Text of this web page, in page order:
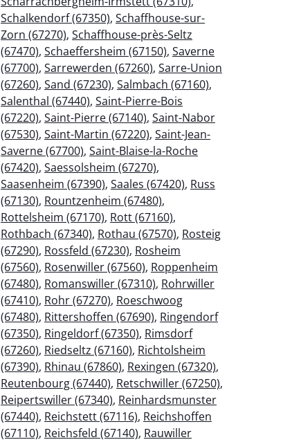
Schalkendorf (67350), Schaffhouse-sur-
Zorn (67270), Schaffhouse-près-Seltz
(67470), Schaeffersheim (67150), Saverne
(67700), Sarrewerden (67260), Sarre-Union
(67260), Sand (67230), Salmbach (67160),
Salenthal (67440), Saint-Pierre-Bois
(67220), Saint-Pierre (67140), Saint-Nabor
(67530), Saint-Martin (67220), Saint-Jean-
Saverne (67700), Saint-Blaise-la-Roche
(67420), Saessolsheim (67270),
Saasenheim (67390), Saales (67420), Russ
(67130), Rountzenheim (67480),
Rottelsheim (67170), Rott (67160),
Rothbach (67340), Rothau (67570), Rosteig
(67290), Rossfeld (67230), Rosheim
(67560), Rosenwiller (67560), Roppenheim
(67480), Romanswiller (67310), Rohrwiller
(67410), Rohr (67270), Roeschwoog
(67480), Rittershoffen (67690), Ringendorf
(67350), Ringeldorf (67350), Rimsdorf
(67260), Riedseltz (67160), Richtolsheim
(67390), Rhinau (67860), Rexingen (67320),
Reutenbourg (67440), Retschwiller (67250),
Reipertswiller (67340), Reinhardsmunster
(67440), Reichstett (67116), Reichshoffen
(67110), Reichsfeld (67140), Rauwiller